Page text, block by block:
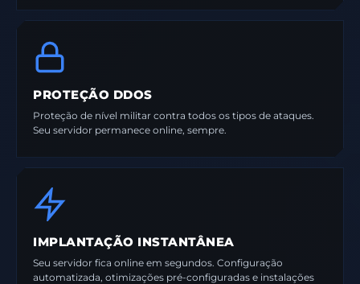
PROTEÇÃO DDOS
Proteção de nível militar contra todos os tipos de ataques.
Seu servidor permanece online, sempre.
IMPLANTAÇÃO INSTANTÂNEA
Seu servidor fica online em segundos. Configuração
automatizada, otimizações pré-configuradas e instalações